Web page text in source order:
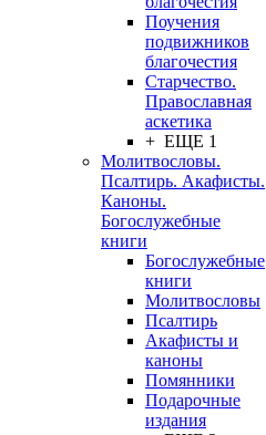
Поучения
подвижников
благочестия
Старчество.
Православная
аскетика
+ ЕЩЕ 1
Молитвословы.
Псалтирь. Акафисты.
Каноны.
Богослужебные
книги
Богослужебные
книги
Молитвословы
Псалтирь
Акафисты и
каноны
Помянники
Подарочные
издания